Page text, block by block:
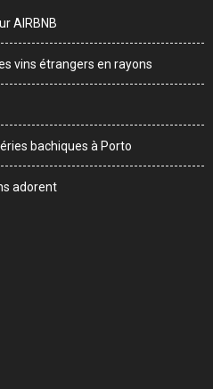
AIRBNB
vins étrangers en rayons
bachiques à Porto
adorent